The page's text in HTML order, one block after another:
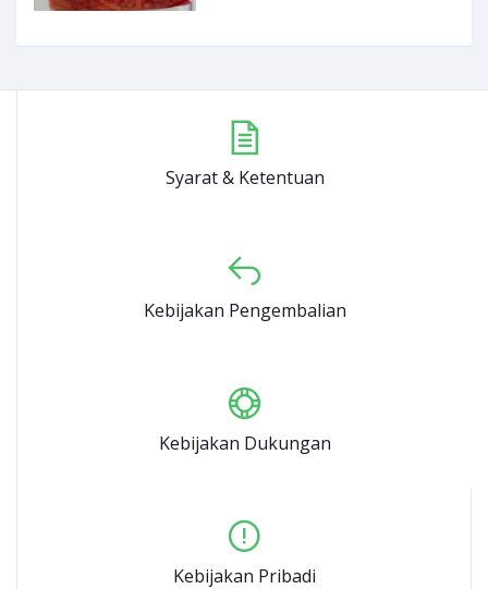
Syarat & Ketentuan
Kebijakan Pengembalian
Kebijakan Dukungan
Kebijakan Pribadi